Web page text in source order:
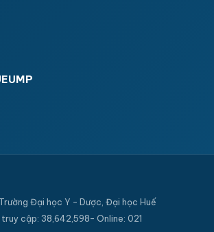
Đại học Y - Dược, Đại học Huế
cập: 38,642,598- Online: 021